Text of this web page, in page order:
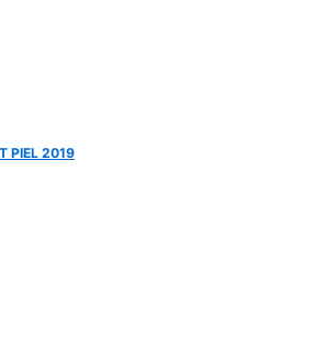
PIEL 2019